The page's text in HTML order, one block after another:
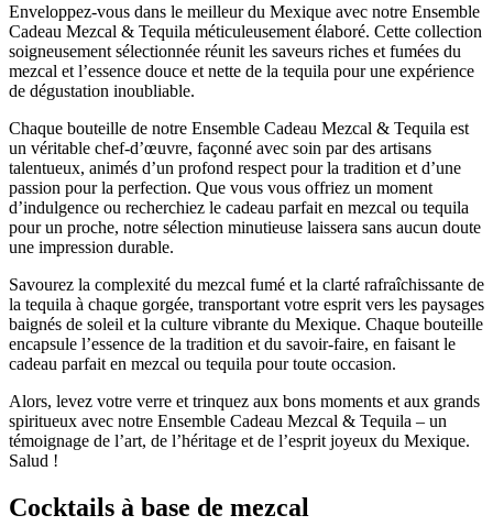
Enveloppez-vous dans le meilleur du Mexique avec notre Ensemble
Cadeau Mezcal & Tequila méticuleusement élaboré. Cette collection
soigneusement sélectionnée réunit les saveurs riches et fumées du
mezcal et l’essence douce et nette de la tequila pour une expérience
de dégustation inoubliable.
Chaque bouteille de notre Ensemble Cadeau Mezcal & Tequila est
un véritable chef-d’œuvre, façonné avec soin par des artisans
talentueux, animés d’un profond respect pour la tradition et d’une
passion pour la perfection. Que vous vous offriez un moment
d’indulgence ou recherchiez le cadeau parfait en mezcal ou tequila
pour un proche, notre sélection minutieuse laissera sans aucun doute
une impression durable.
Savourez la complexité du mezcal fumé et la clarté rafraîchissante de
la tequila à chaque gorgée, transportant votre esprit vers les paysages
baignés de soleil et la culture vibrante du Mexique. Chaque bouteille
encapsule l’essence de la tradition et du savoir-faire, en faisant le
cadeau parfait en mezcal ou tequila pour toute occasion.
Alors, levez votre verre et trinquez aux bons moments et aux grands
spiritueux avec notre Ensemble Cadeau Mezcal & Tequila – un
témoignage de l’art, de l’héritage et de l’esprit joyeux du Mexique.
Salud !
Cocktails à base de mezcal